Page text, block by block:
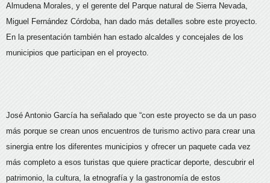
Almudena Morales, y el gerente del Parque natural de Sierra Nevada,
Miguel Fernández Córdoba, han dado más detalles sobre este proyecto.
En la presentación también han estado alcaldes y concejales de los
municipios que participan en el proyecto.
José Antonio García ha señalado que “con este proyecto se da un paso
más porque se crean unos encuentros de turismo activo para crear una
sinergia entre los diferentes municipios y ofrecer un paquete cada vez
más completo a esos turistas que quiere practicar deporte, descubrir el
patrimonio, la cultura, la etnografía y la gastronomía de estos